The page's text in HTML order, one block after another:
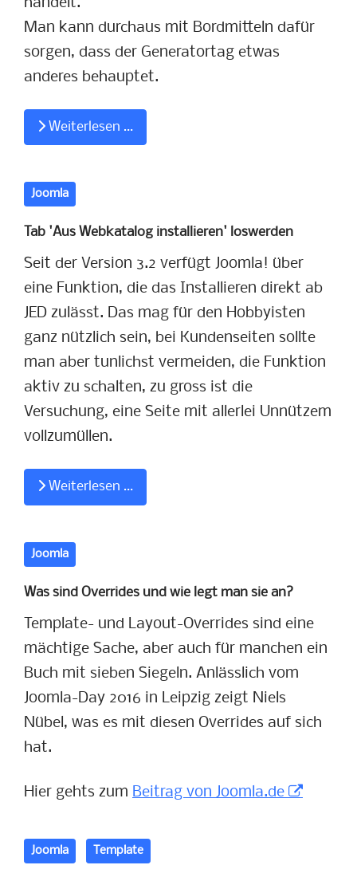
handelt.
Man kann durchaus mit Bordmitteln dafür
sorgen, dass der Generatortag etwas
anderes behauptet.
Weiterlesen …
Joomla
Tab 'Aus Webkatalog installieren' loswerden
Seit der Version 3.2 verfügt Joomla! über
eine Funktion, die das Installieren direkt ab
JED zulässt. Das mag für den Hobbyisten
ganz nützlich sein, bei Kundenseiten sollte
man aber tunlichst vermeiden, die Funktion
aktiv zu schalten, zu gross ist die
Versuchung, eine Seite mit allerlei Unnützem
vollzumüllen.
Weiterlesen …
Joomla
Was sind Overrides und wie legt man sie an?
Template- und Layout-Overrides sind eine
mächtige Sache, aber auch für manchen ein
Buch mit sieben Siegeln. Anlässlich vom
Joomla-Day 2016 in Leipzig zeigt Niels
Nübel, was es mit diesen Overrides auf sich
hat.
Hier gehts zum Beitrag von Joomla.de
Joomla Template